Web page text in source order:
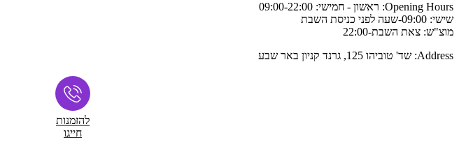
Opening Hours: ראשון - חמישי: 09:00-22:00
שישי: 09:00-שעה לפני כניסת השבת
מוצ"ש: צאת השבת-22:00
Address: שד' טוביהו 125, גרנד קניון באר שבע
להזמנות
חייגו